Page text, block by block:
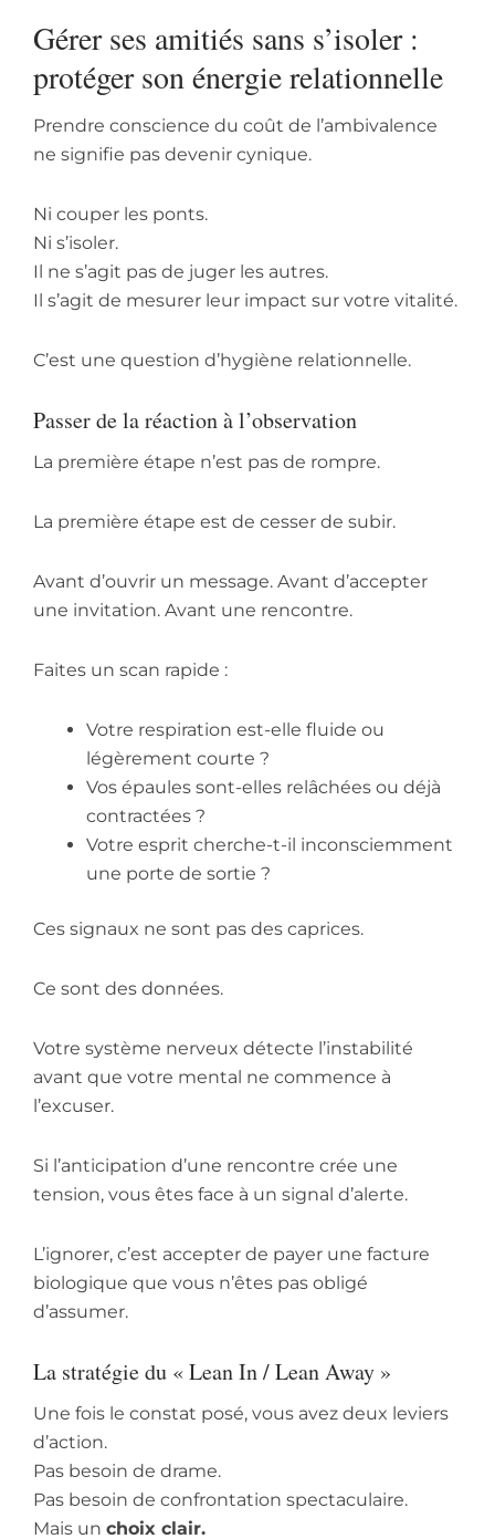
Gérer ses amitiés sans s’isoler :
protéger son énergie relationnelle
Prendre conscience du coût de l’ambivalence
ne signifie pas devenir cynique.
Ni couper les ponts.
Ni s’isoler.
Il ne s’agit pas de juger les autres.
Il s’agit de mesurer leur impact sur votre vitalité.
C’est une question d’hygiène relationnelle.
Passer de la réaction à l’observation
La première étape n’est pas de rompre.
La première étape est de cesser de subir.
Avant d’ouvrir un message. Avant d’accepter
une invitation. Avant une rencontre.
Faites un scan rapide :
Votre respiration est-elle fluide ou
légèrement courte ?
Vos épaules sont-elles relâchées ou déjà
contractées ?
Votre esprit cherche-t-il inconsciemment
une porte de sortie ?
Ces signaux ne sont pas des caprices.
Ce sont des données.
Votre système nerveux détecte l’instabilité
avant que votre mental ne commence à
l’excuser.
Si l’anticipation d’une rencontre crée une
tension, vous êtes face à un signal d’alerte.
L’ignorer, c’est accepter de payer une facture
biologique que vous n’êtes pas obligé
d’assumer.
La stratégie du « Lean In / Lean Away »
Une fois le constat posé, vous avez deux leviers
d’action.
Pas besoin de drame.
Pas besoin de confrontation spectaculaire.
Mais un choix clair.